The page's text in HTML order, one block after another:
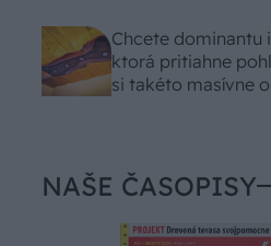
Chcete dominantu
ktorá pritiahne
si takéto masívne
NAŠE ČASOPISY